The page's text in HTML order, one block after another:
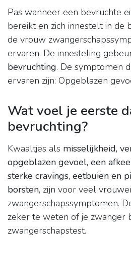
Pas wanneer een bevruchte
bereikt en zich innestelt in de
de vrouw
ervaren. De innesteling
bevruchting. De symptomen
ervaren zijn: Opgeblazen
Wat voel je eerste
bevruchting?
Kwaaltjes als misselijkheid,
opgeblazen gevoel, een
sterke cravings, eetbuien en
borsten, zijn voor veel
zwangerschapssymptomen.
zeker te weten of je zwanger
zwangerschapstest.